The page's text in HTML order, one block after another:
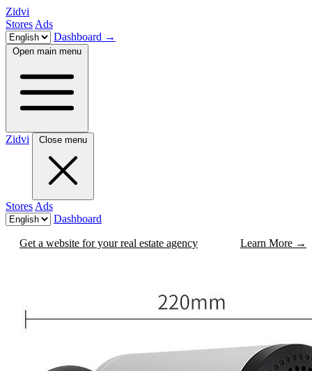
Zidvi
Stores Ads
Dashboard →
Open main menu
Zidvi Close menu
Stores Ads
Dashboard
Get a website for your real estate agency Learn More →